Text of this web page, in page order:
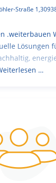
Straße 1,
.weiterbauen
Lösungen
…